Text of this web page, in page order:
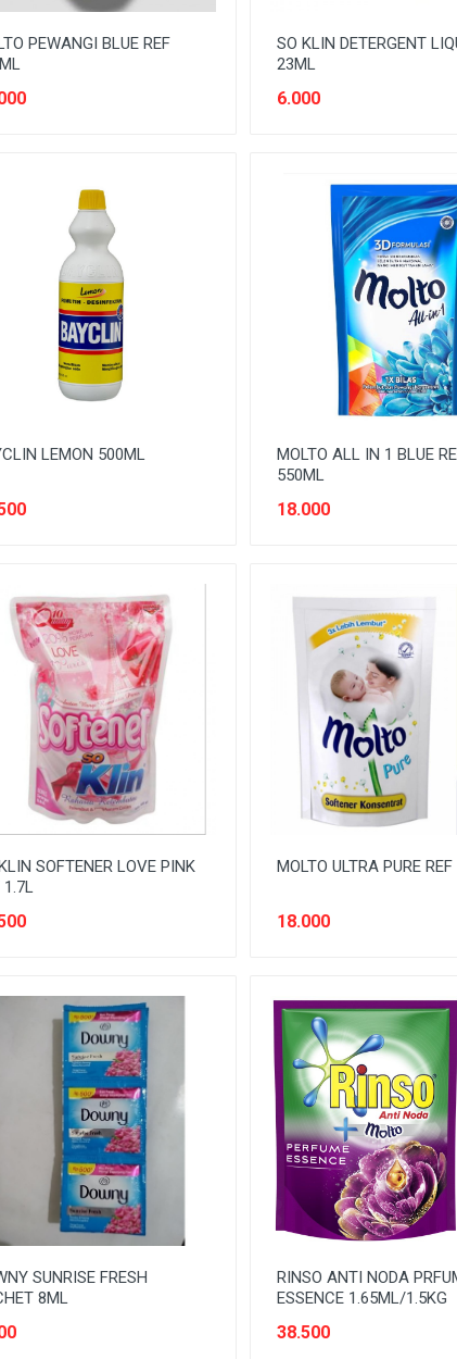
PEWANGI BLUE REF
SO KLIN DETERGENT
23ML
6.000
LEMON 500ML
MOLTO ALL IN 1 BLUE
550ML
18.000
SOFTENER LOVE PINK
MOLTO ULTRA PURE REF
18.000
SUNRISE FRESH
8ML
RINSO ANTI NODA
ESSENCE 1.65ML/1.5KG
38.500